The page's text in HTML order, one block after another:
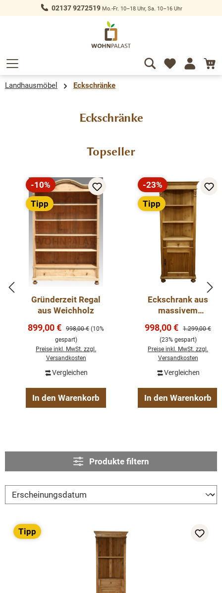
springen 02137 9272519Mo.-Fr. 10–18 Uhr, Sa. 10–16 Uhr
Landhausmöbel Eckschränke
Eckschränke
Produktgalerie überspringen
Topseller
Rabatt
-10%
Tipp
Gründerzeit Regal
aus Weichholz
Verkaufspreis:
899,00 € Regulärer Preis:
998,00 € (10%
gespart)
Preise inkl. MwSt. zzgl.
Versandkosten
Vergleichen
In den Warenkorb
Rabatt
-23%
Tipp
Eckschrank aus
massivem
Eckvitrine 200 cm
Verkaufspreis:
998,00 € Regulärer
1.299,00 €
(23% gespart)
Preise inkl. MwSt. zzgl.
Versandkosten
Vergleichen
In den Warenkorb
Produkte filtern
Tipp